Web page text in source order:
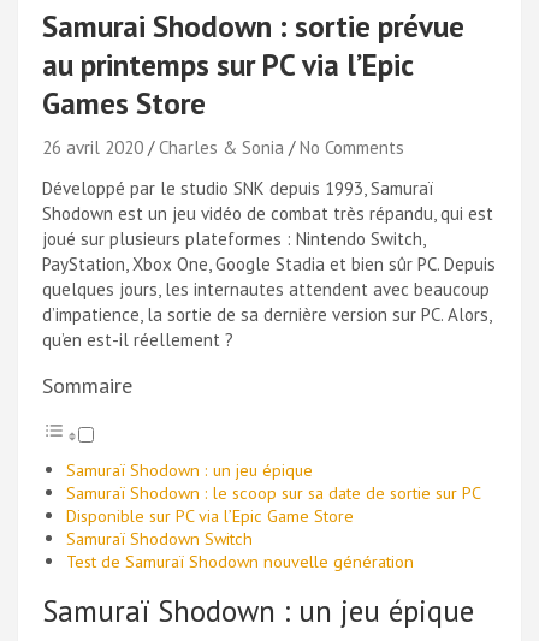
Samurai Shodown : sortie prévue
au printemps sur PC via l’Epic
Games Store
26 avril 2020 Charles & Sonia
No Comments
Développé par le studio SNK depuis 1993, Samuraï
Shodown est un jeu vidéo de combat très répandu, qui est
joué sur plusieurs plateformes : Nintendo Switch,
PayStation, Xbox One, Google Stadia et bien sûr PC. Depuis
quelques jours, les internautes attendent avec beaucoup
d’impatience, la sortie de sa dernière version sur PC. Alors,
qu’en est-il réellement ?
Sommaire
Samuraï Shodown : un jeu épique
Samuraï Shodown : le scoop sur sa date de sortie sur PC
Disponible sur PC via l’Epic Game Store
Samuraï Shodown Switch
Test de Samuraï Shodown nouvelle génération
Samuraï Shodown : un jeu épique